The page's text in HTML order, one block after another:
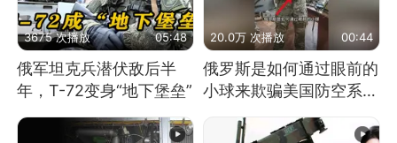
3675 次播放 05:48
俄军坦克兵潜伏敌后半
年，T-72变身“地下堡垒”
20.0万 次播放 00:44
俄罗斯是如何通过眼前的
小球来欺骗美国防空系统